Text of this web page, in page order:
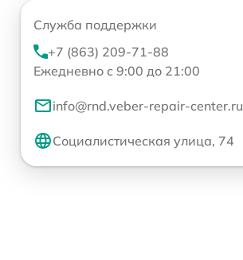
Служба поддержки
+7 (863) 209-71-88
Ежедневно с 9:00 до 21:00
info@rnd.veber-repair-center.ru
Социалистическая улица, 74